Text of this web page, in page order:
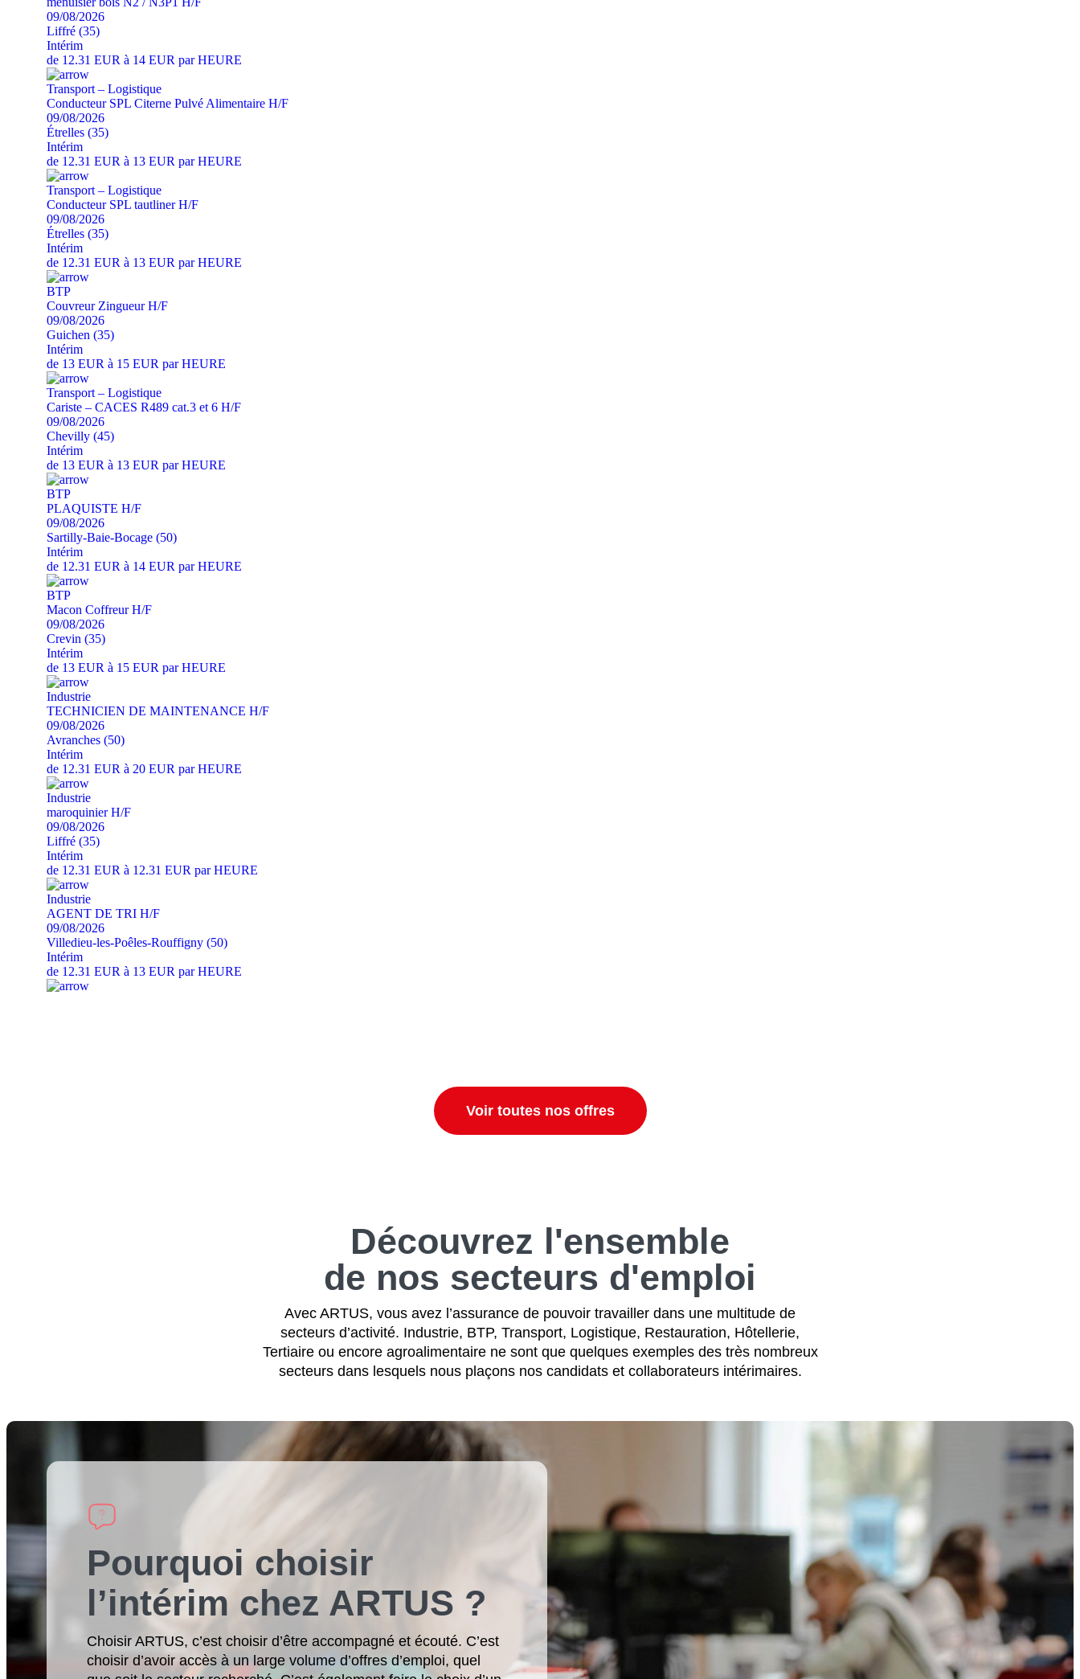
09/08/2026
Liffré (35)
Intérim
de 12.31 EUR à 14 EUR par HEURE
Transport – Logistique
Conducteur SPL Citerne Pulvé Alimentaire H/F
09/08/2026
Étrelles (35)
Intérim
de 12.31 EUR à 13 EUR par HEURE
Transport – Logistique
Conducteur SPL tautliner H/F
09/08/2026
Étrelles (35)
Intérim
de 12.31 EUR à 13 EUR par HEURE
BTP
Couvreur Zingueur H/F
09/08/2026
Guichen (35)
Intérim
de 13 EUR à 15 EUR par HEURE
Transport – Logistique
Cariste – CACES R489 cat.3 et 6 H/F
09/08/2026
Chevilly (45)
Intérim
de 13 EUR à 13 EUR par HEURE
BTP
PLAQUISTE H/F
09/08/2026
Sartilly-Baie-Bocage (50)
Intérim
de 12.31 EUR à 14 EUR par HEURE
BTP
Macon Coffreur H/F
09/08/2026
Crevin (35)
Intérim
de 13 EUR à 15 EUR par HEURE
Industrie
TECHNICIEN DE MAINTENANCE H/F
09/08/2026
Avranches (50)
Intérim
de 12.31 EUR à 20 EUR par HEURE
Industrie
maroquinier H/F
09/08/2026
Liffré (35)
Intérim
de 12.31 EUR à 12.31 EUR par HEURE
Industrie
AGENT DE TRI H/F
09/08/2026
Villedieu-les-Poêles-Rouffigny (50)
Intérim
de 12.31 EUR à 13 EUR par HEURE
Voir toutes nos offres
Découvrez l'ensemble
de nos secteurs d'emploi
Avec ARTUS, vous avez l’assurance de pouvoir travailler dans une multitude de
secteurs d’activité. Industrie, BTP, Transport, Logistique, Restauration, Hôtellerie,
Tertiaire ou encore agroalimentaire ne sont que quelques exemples des très nombreux
secteurs dans lesquels nous plaçons nos candidats et collaborateurs intérimaires.
Pourquoi choisir
l’intérim chez ARTUS ?
Choisir ARTUS, c’est choisir d’être accompagné et écouté. C’est
choisir d’avoir accès à un large volume d’offres d’emploi, quel